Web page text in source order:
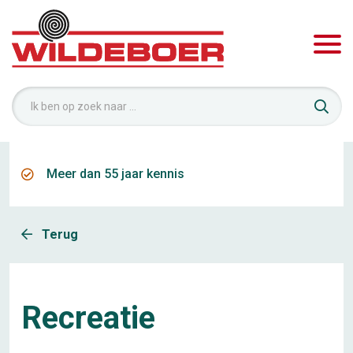
Meer dan 55 jaar kennis
Terug
Recreatie